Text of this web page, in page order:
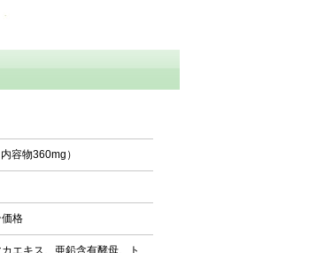
容物360mg）
格
エキス、亜鉛含有酵母、ト